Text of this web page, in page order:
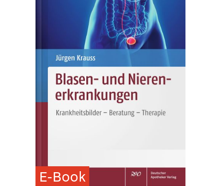
E-Book